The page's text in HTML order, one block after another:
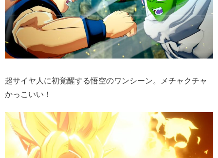
超サイヤ人に初覚醒する悟空のワンシーン。メチャクチャ
かっこいい！